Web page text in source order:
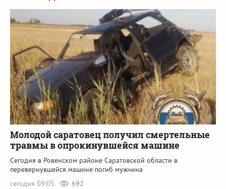
Молодой саратовец получил смертельные
травмы в опрокинувшейся машине
Сегодня в Ровенском районе Саратовской области в
перевернувшейся машине погиб мужчина
сегодня 09:05
692